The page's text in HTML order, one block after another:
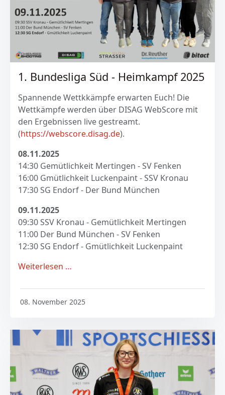
1. Bundesliga Süd - Heimkampf 2025
Spannende Wettkkämpfe erwarten Euch! Die
Wettkämpfe werden über DISAG WebScore mit
den Ergebnissen live gestreamt.
(https://webscore.disag.de).
08.11.2025
14:30 Gemütlichkeit Mertingen - SV Fenken
16:00 Gmütlichkeit Luckenpaint - SSV Kronau
17:30 SG Endorf - Der Bund München
09.11.2025
09:30 SSV Kronau - Gemütlichkeit Mertingen
11:00 Der Bund München - SV Fenken
12:30 SG Endorf - Gmütlichkeit Luckenpaint
Weiterlesen …
08. November 2025